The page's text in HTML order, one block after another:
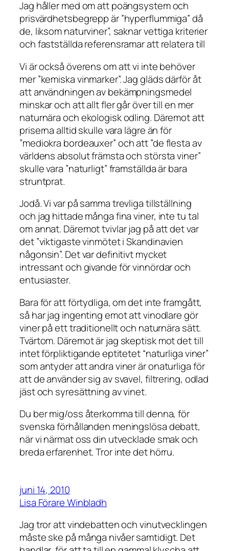
Jag håller med om att poängsystem och
prisvärdhetsbegrepp är ”hyperflummiga” då
de, liksom naturviner”, saknar vettiga kriterier
och fastställda referensramar att relatera till
Vi är också överens om att vi inte behöver
mer ”kemiska vinmarker”. Jag gläds därför åt
att användningen av bekämpningsmedel
minskar och att allt fler går över till en mer
naturnära och ekologisk odling. Däremot att
priserna alltid skulle vara lägre än för
”mediokra bordeauxer” och att ”de flesta av
världens absolut främsta och största viner”
skulle vara ”naturligt” framställda är bara
struntprat.
Jodå. Vi var på samma trevliga tillställning
och jag hittade många fina viner, inte tu tal
om annat. Däremot tvivlar jag på att det var
det ”viktigaste vinmötet i Skandinavien
någonsin”. Det var definitivt mycket
intressant och givande för vinnördar och
entusiaster.
Bara för att förtydliga, om det inte framgått,
så har jag ingenting emot att vinodlare gör
viner på ett traditionellt och naturnära sätt.
Tvärtom. Däremot är jag skeptisk mot det till
intet förpliktigande eptitetet “naturliga viner”
som antyder att andra viner är onaturliga för
att de använder sig av svavel, filtrering, odlad
jäst och syresättning av vinet.
Du ber mig/oss återkomma till denna, för
svenska förhållanden meningslösa debatt,
när vi närmat oss din utvecklade smak och
breda erfarenhet. Tror inte det hörru.
juni 14, 2010
Lisa Förare Winbladh
Jag tror att vindebatten och vinutvecklingen
måste ske på många nivåer samtidigt. Det